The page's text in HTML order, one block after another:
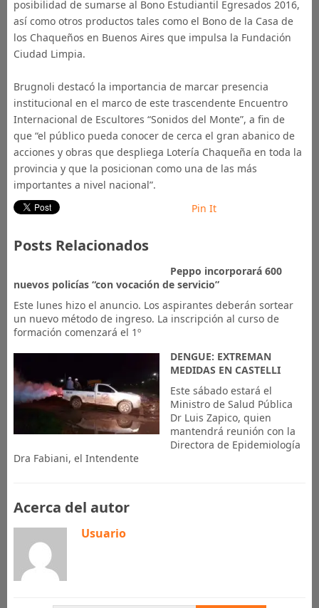
posibilidad de sumarse al Bono Estudiantil Egresados 2016,
así como otros productos tales como el Bono de la Casa de
los Chaqueños en Buenos Aires que impulsa la Fundación
Ciudad Limpia.
Brugnoli destacó la importancia de marcar presencia
institucional en el marco de este trascendente Encuentro
Internacional de Escultores “Sonidos del Monte”, a fin de
que “el público pueda conocer de cerca el gran abanico de
acciones y obras que despliega Lotería Chaqueña en toda la
provincia y que la posicionan como una de las más
importantes a nivel nacional”.
Pin It
Posts Relacionados
Peppo incorporará 600
nuevos policías “con vocación de servicio”
Este lunes hizo el anuncio. Los aspirantes deberán sortear
un nuevo método de ingreso. La inscripción al curso de
formación comenzará el 1º
DENGUE: EXTREMAN
MEDIDAS EN CASTELLI
Este sábado estará el
Ministro de Salud Pública
Dr Luis Zapico, quien
mantendrá reunión con la
Directora de Epidemiología
Dra Fabiani, el Intendente
Acerca del autor
Usuario